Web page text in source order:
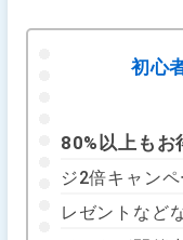
初心
80%以上もお
ジ2倍キャン
レゼントなど